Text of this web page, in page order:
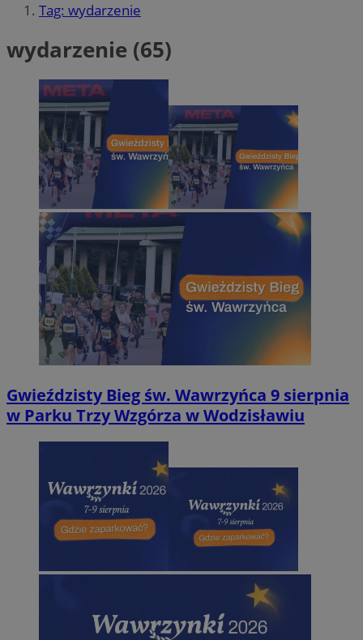
Tag: wydarzenie
wydarzenie (65)
Gwieździsty Bieg św. Wawrzyńca 9 sierpnia
w Parku Trzy Wzgórza w Wodzisławiu